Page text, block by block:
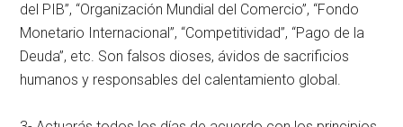
del PIB”, “Organización Mundial del Comercio”, “Fondo
Monetario Internacional”, “Competitividad”, “Pago de la
Deuda”, etc. Son falsos dioses, ávidos de sacrificios
humanos y responsables del calentamiento global.